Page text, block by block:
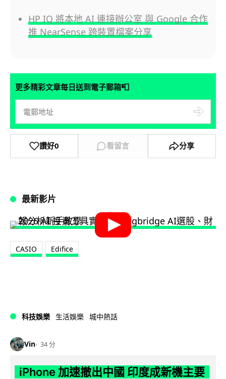
HP IQ 將本地 AI 連接辦公室 與 Google 合作
推 NearSense 跨裝置檔案分享
更多精彩文章每日送到電子郵箱📮
讚好0 看留言 分享
最新影片
CASIO Edifice
科技娛樂 生活娛樂 城中熱話
Vin 34 分
iPhone 加速撤出中國 印度成新機主要